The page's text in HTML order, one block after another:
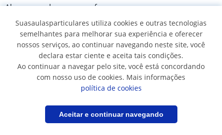
Salvar pesquisa Filtrar
Alunos que buscam professor
Comunidade
Novidades e Blog
Perguntas e respostas
Fantástica★★★★★ 9,5/10
Suasaulasparticulares utiliza cookies e outras tecnologias
semelhantes para melhorar sua experiência e oferecer
nossos serviços, ao continuar navegando neste site, você
declara estar ciente e aceita tais condições.
Ao continuar a navegar pelo site, você está concordando
com nosso uso de cookies. Mais informações
política de cookies
Aceitar e continuar navegando